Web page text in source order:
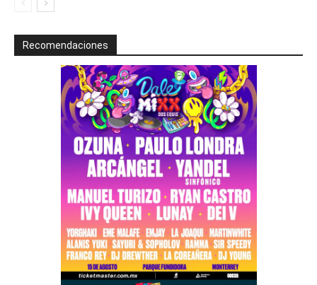
Recomendaciones